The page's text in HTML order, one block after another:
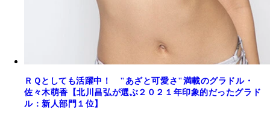
ＲＱとしても活躍中！ "あざと可愛さ"満載のグラドル・
佐々木萌香【北川昌弘が選ぶ２０２１年印象的だったグラド
ル：新人部門１位】